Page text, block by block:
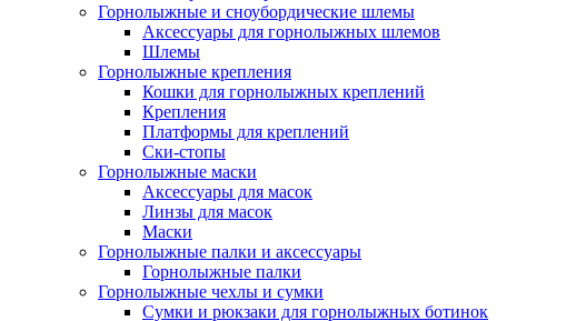
Горнолыжные и сноубордические шлемы
Аксессуары для горнолыжных шлемов
Шлемы
Горнолыжные крепления
Кошки для горнолыжных креплений
Крепления
Платформы для креплений
Ски-стопы
Горнолыжные маски
Аксессуары для масок
Линзы для масок
Маски
Горнолыжные палки и аксессуары
Горнолыжные палки
Горнолыжные чехлы и сумки
Сумки и рюкзаки для горнолыжных ботинок